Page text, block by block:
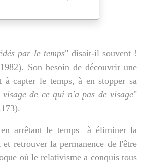
par le temps" disait-il souvent !
Son besoin de découvrir une
à capter le temps, à en stopper sa
visage de ce qui n'a pas de visage"
arrêtant le temps
à éliminer la
retrouver la permanence de l'être
où le relativisme a conquis tous